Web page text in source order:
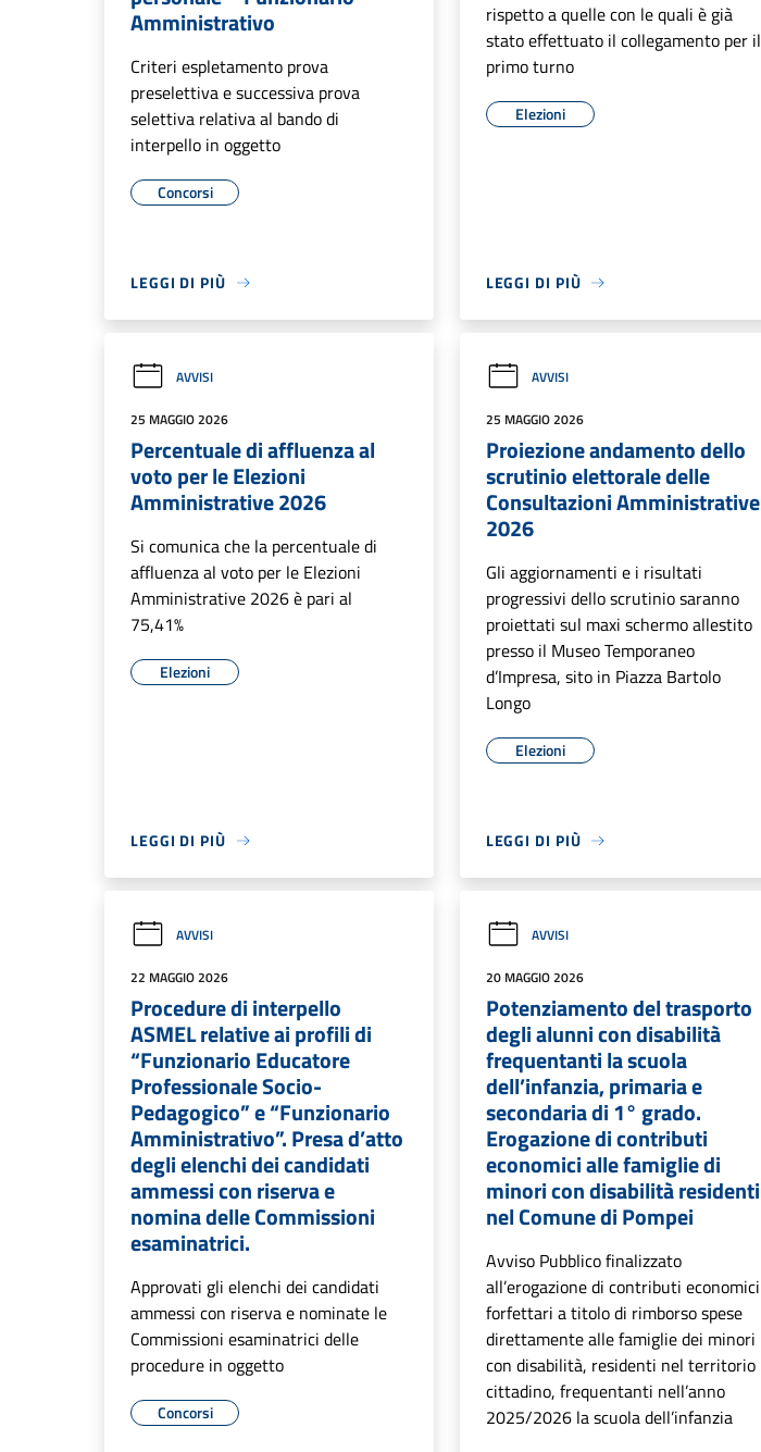
Amministrativo
Criteri espletamento prova
preselettiva e successiva prova
selettiva relativa al bando di
interpello in oggetto
Concorsi
LEGGI DI PIÙ
rispetto a quelle con le quali è già
stato effettuato il collegamento per il
primo turno
Elezioni
LEGGI DI PIÙ
AVVISI
25 MAGGIO 2026
Percentuale di affluenza al
voto per le Elezioni
Amministrative 2026
Si comunica che la percentuale di
affluenza al voto per le Elezioni
Amministrative 2026 è pari al
75,41%
Elezioni
LEGGI DI PIÙ
AVVISI
25 MAGGIO 2026
Proiezione andamento dello
scrutinio elettorale delle
Consultazioni Amministrative
2026
Gli aggiornamenti e i risultati
progressivi dello scrutinio saranno
proiettati sul maxi schermo allestito
presso il Museo Temporaneo
d’Impresa, sito in Piazza Bartolo
Longo
Elezioni
LEGGI DI PIÙ
AVVISI
22 MAGGIO 2026
Procedure di interpello
ASMEL relative ai profili di
“Funzionario Educatore
Professionale Socio-
Pedagogico” e “Funzionario
Amministrativo”. Presa d’atto
degli elenchi dei candidati
ammessi con riserva e
nomina delle Commissioni
esaminatrici.
Approvati gli elenchi dei candidati
ammessi con riserva e nominate le
Commissioni esaminatrici delle
procedure in oggetto
Concorsi
AVVISI
20 MAGGIO 2026
Potenziamento del trasporto
degli alunni con disabilità
frequentanti la scuola
dell’infanzia, primaria e
secondaria di 1° grado.
Erogazione di contributi
economici alle famiglie di
minori con disabilità residenti
nel Comune di Pompei
Avviso Pubblico finalizzato
all’erogazione di contributi economici
forfettari a titolo di rimborso spese
direttamente alle famiglie dei minori
con disabilità, residenti nel territorio
cittadino, frequentanti nell’anno
2025/2026 la scuola dell’infanzia